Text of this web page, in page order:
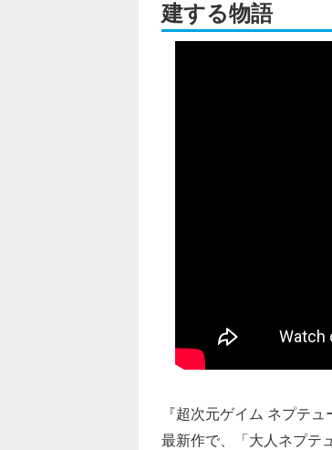
建する物語
『超次元ゲイム ネプテ
最新作で、「大人ネプテ